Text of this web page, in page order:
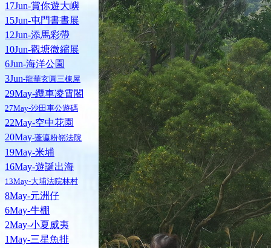
17Jun-賞你遊大嶼
15Jun-屯門書晝展
12Jun-添馬彩帶
10Jun-觀塘微縮展
6Jun-海洋公園
3Jun-龍華玄圓三棟屋
29May-纜車凌霄閣
27May-沙田車公遊碼
22May-空中花園
20May-蓬瀛粉嶺法院
19May-米埔
16May-遊誕出海
13May-大埔法院林村
8May-元洲仔
6May-牛棚
2May-小夏威夷
1May-三星魚排